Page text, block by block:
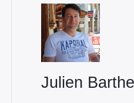
Julien
Rechercher